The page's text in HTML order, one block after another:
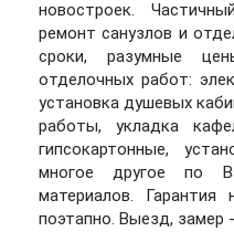
новостроек.
ремонт санузлов и
сроки, разумные
отделочных работ:
установка душевых
работы, укладка
гипсокартонные,
многое другое по
материалов.
поэтапно. Выезд, замер